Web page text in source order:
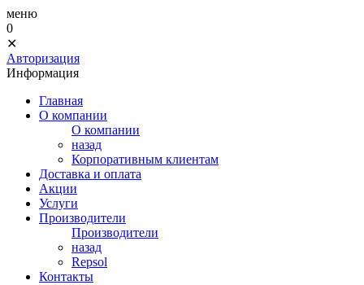
меню
0
✕
Авторизация
Информация
Главная
О компании
О компании
назад
Корпоративным клиентам
Доставка и оплата
Акции
Услуги
Производители
Производители
назад
Repsol
Контакты